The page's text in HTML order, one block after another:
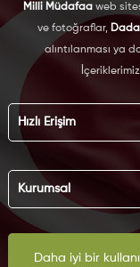
Milli Müdafaa web
ve fotoğraflar,
alıntılanması ya
Hızlı Erişim
Kurumsal
Daha iyi bir